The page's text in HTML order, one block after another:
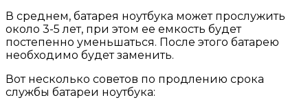
В среднем, батарея ноутбука может прослужить
около 3-5 лет, при этом ее емкость будет
постепенно уменьшаться. После этого батарею
необходимо будет заменить.
Вот несколько советов по продлению срока
службы батареи ноутбука: